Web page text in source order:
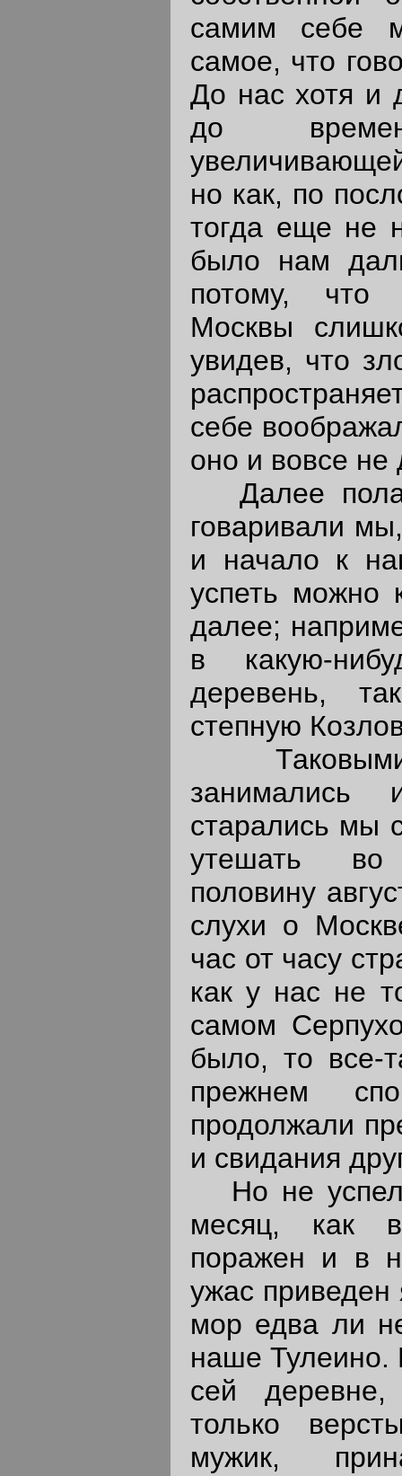
самим себе
самое, что
До нас хотя и
до
но как, по
тогда еще не
было нам
потому, что
Москвы
увидев, что
себе
оно и вовсе не
Далее
говаривали
и начало к
успеть можно
далее;
в какую-
деревень,
степную
Таковыми-
занимались
старались мы
утешать
половину
слухи о
час от часу
как у нас не
самом
было, то все-
прежнем
продолжали
и свидания
Но не успел
месяц, как
поражен и в
ужас приведен
мор едва ли
наше Тулеино.
сей
только
мужик,